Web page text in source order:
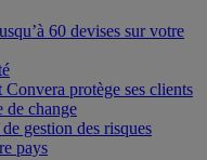
60 devises sur votre
protège ses clients
de change
gestion des risques
pays